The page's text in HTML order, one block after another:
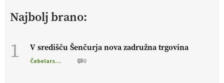
https://t.co/PX49GVsP1M @EUAgri #IMCAP #CAP
https://t.co/a1xatzEeid
Najbolj brano:
1 V središču Šenčurja nova zadružna trgovina
Čebelarstvo 0